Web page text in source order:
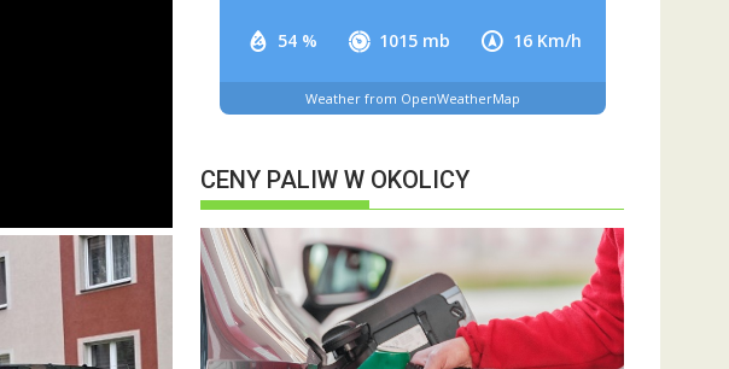
54 % 1015 mb 16 Km/h
Weather from OpenWeatherMap
CENY PALIW W OKOLICY